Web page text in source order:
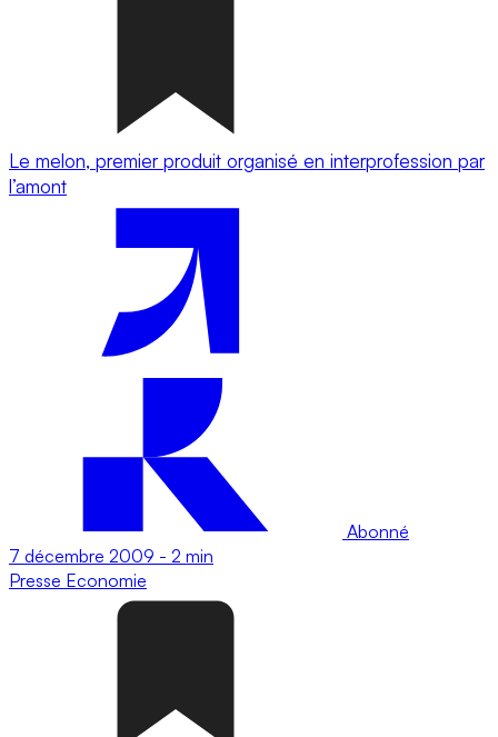
Le melon, premier produit organisé en interprofession par
l’amont
Abonné
7 décembre 2009 - 2 min
Presse Economie